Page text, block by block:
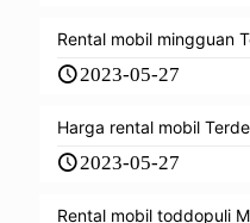
Rental mobil mingguan
2023-05-27
Harga rental mobil
2023-05-27
Rental mobil toddopuli